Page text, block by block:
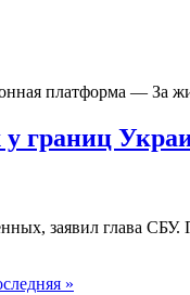
платформа — За
границ
заявил глава
»